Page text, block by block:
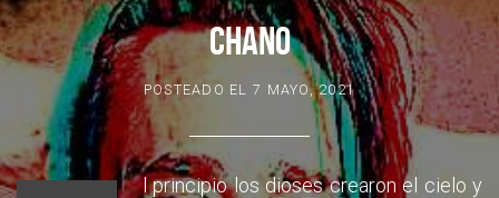
CHANO
POSTEADO EL 7 MAYO, 2021
l principio los dioses crearon el cielo y